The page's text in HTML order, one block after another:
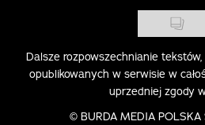
Dalsze rozpowszechnianie
opublikowanych w serwisie w
uprzedniej zgody
© BURDA MEDIA POLSKA